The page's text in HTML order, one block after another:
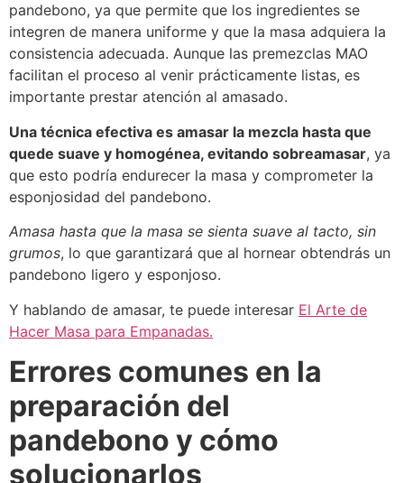
pandebono, ya que permite que los ingredientes se
integren de manera uniforme y que la masa adquiera la
consistencia adecuada. Aunque las premezclas MAO
facilitan el proceso al venir prácticamente listas, es
importante prestar atención al amasado.
Una técnica efectiva es amasar la mezcla hasta que
quede suave y homogénea, evitando sobreamasar, ya
que esto podría endurecer la masa y comprometer la
esponjosidad del pandebono.
Amasa hasta que la masa se sienta suave al tacto, sin
grumos, lo que garantizará que al hornear obtendrás un
pandebono ligero y esponjoso.
Y hablando de amasar, te puede interesar El Arte de
Hacer Masa para Empanadas.
Errores comunes en la
preparación del
pandebono y cómo
solucionarlos